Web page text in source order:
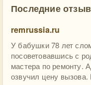
Последние
remrussia.ru
У бабушки 78 лет
посоветовавшись с
мастера по ремонту.
озвучил цену